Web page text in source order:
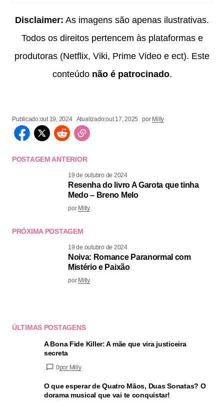
Disclaimer: As imagens são apenas ilustrativas.
Todos os direitos pertencem às plataformas e
produtoras (Netflix, Viki, Prime Video e ect). Este
conteúdo não é patrocinado.
Publicado:out 19, 2024 Atualizado:out 17, 2025 por Milly
POSTAGEM ANTERIOR
19 de outubro de 2024
Resenha do livro A Garota que tinha
Medo – Breno Melo
por Milly
PRÓXIMA POSTAGEM
19 de outubro de 2024
Noiva: Romance Paranormal com
Mistério e Paixão
por Milly
ÚLTIMAS POSTAGENS
A Bona Fide Killer: A mãe que vira justiceira
secreta
0por Milly
O que esperar de Quatro Mãos, Duas Sonatas? O
dorama musical que vai te conquistar!